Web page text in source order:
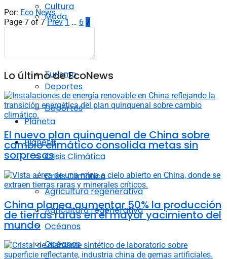
Moda
Deportes
Planeta
Crisis Climática
Agricultura regenerativa
Océanos
Cultura
Turismo
Deportes
Planeta
Crisis Climática
Agricultura regenerativa
Océanos
Por: Eco News
Page 7 of 7 Prev 1 … 6 7
Lo último de EcoNews
El nuevo plan quinquenal de China sobre
cambio climático consolida metas sin
sorpresas
China planea aumentar 50% la producción
de tierras raras en el mayor yacimiento del
mundo